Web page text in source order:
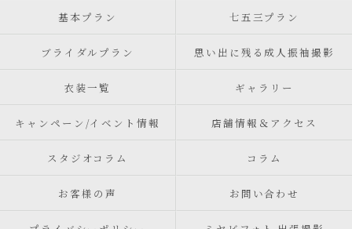
基本プラン 七五三プラン
ブライダルプラン 思い出に残る成人振袖撮影
衣装一覧 ギャラリー
キャンペーン/イベント情報 店舗情報＆アクセス
スタジオコラム コラム
お客様の声 お問い合わせ